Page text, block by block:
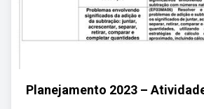
Planejamento 2023 –